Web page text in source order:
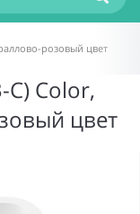
розовый цвет
C) Color,
цвет